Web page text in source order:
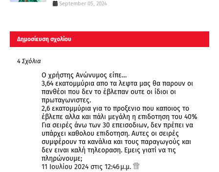
September 05, 2024
Δημοσίευση σχολίου
4 Σχόλια
Ο χρήστης Ανώνυμος είπε…
3,64 εκατομμύρια απο τα λεφτα μας θα παρουν οι
πανθέοι που δεν το έβλεπαν ουτε οι ίδιοι οι
πρωταγωνιστες.
2,6 εκατομμύρια για το προξενιο που καποιος το
έβλεπε αλλα και πάλι μεγάλη η επιδοτηση του 40%
Για σειρές άνω των 30 επεισοδιων, δεν πρέπει να
υπάρχει καθολου επιδοτηση. Αυτες οι σειρές
συμφέρουν τα κανάλια και τους παραγωγούς και
δεν ειναι καλή τηλεοραση. Εμεις γιατί να τις
πληρώνουμε;
11 Ιουλίου 2024 στις 12:46 μ.μ.